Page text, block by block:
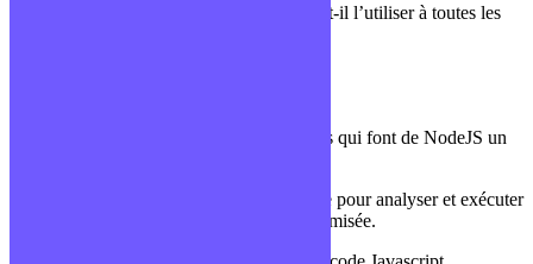
Pourquoi NodeJS est-il si puissant ? Et faut-il l’utiliser à toutes les
Le moteur d’exécution est l’un des 2 points qui font de NodeJS un
C’est un outil open-source créé par Google pour analyser et exécuter
le Javascript de manière ultra rapide et optimisée.